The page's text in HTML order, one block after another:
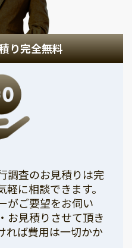
り完全無料
調査のお見積りは完
に相談できます。
がご要望をお伺い
お見積りさせて頂き
れば費用は一切かか